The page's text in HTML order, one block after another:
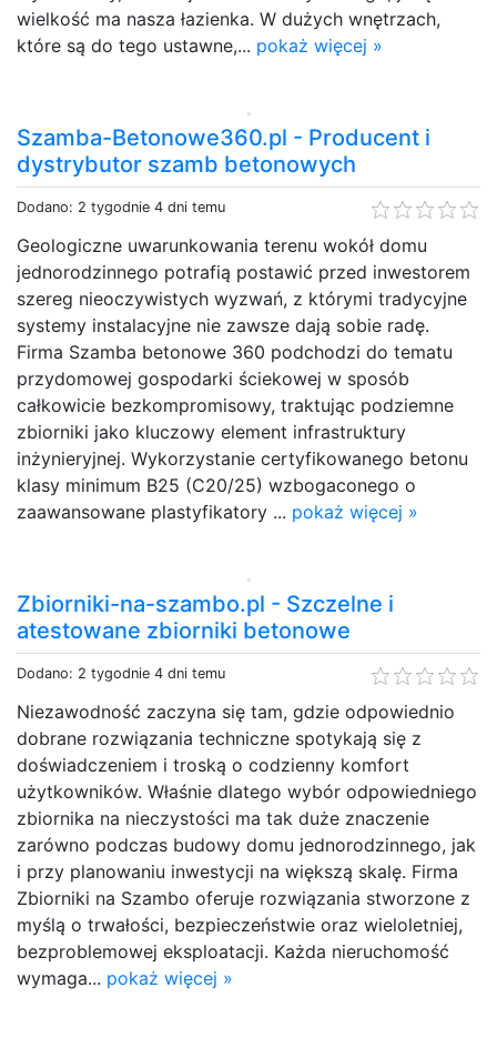
wielkość ma nasza łazienka. W dużych wnętrzach,
które są do tego ustawne,... pokaż więcej »
Szamba-Betonowe360.pl - Producent i
dystrybutor szamb betonowych
Dodano: 2 tygodnie 4 dni temu
Geologiczne uwarunkowania terenu wokół domu
jednorodzinnego potrafią postawić przed inwestorem
szereg nieoczywistych wyzwań, z którymi tradycyjne
systemy instalacyjne nie zawsze dają sobie radę.
Firma Szamba betonowe 360 podchodzi do tematu
przydomowej gospodarki ściekowej w sposób
całkowicie bezkompromisowy, traktując podziemne
zbiorniki jako kluczowy element infrastruktury
inżynieryjnej. Wykorzystanie certyfikowanego betonu
klasy minimum B25 (C20/25) wzbogaconego o
zaawansowane plastyfikatory ... pokaż więcej »
Zbiorniki-na-szambo.pl - Szczelne i
atestowane zbiorniki betonowe
Dodano: 2 tygodnie 4 dni temu
Niezawodność zaczyna się tam, gdzie odpowiednio
dobrane rozwiązania techniczne spotykają się z
doświadczeniem i troską o codzienny komfort
użytkowników. Właśnie dlatego wybór odpowiedniego
zbiornika na nieczystości ma tak duże znaczenie
zarówno podczas budowy domu jednorodzinnego, jak
i przy planowaniu inwestycji na większą skalę. Firma
Zbiorniki na Szambo oferuje rozwiązania stworzone z
myślą o trwałości, bezpieczeństwie oraz wieloletniej,
bezproblemowej eksploatacji. Każda nieruchomość
wymaga... pokaż więcej »